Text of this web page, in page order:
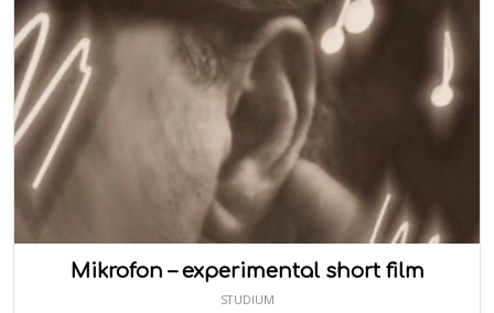
Mikrofon – experimental short film
STUDIUM